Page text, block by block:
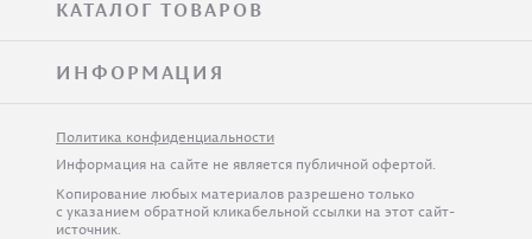
КАТАЛОГ ТОВАРОВ
ИНФОРМАЦИЯ
Политика конфиденциальности
Информация на сайте не является публичной офертой.
Копирование любых материалов разрешено только
с указанием обратной кликабельной ссылки на этот сайт-
источник.